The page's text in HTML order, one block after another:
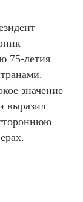
75-летия
значение
выразил